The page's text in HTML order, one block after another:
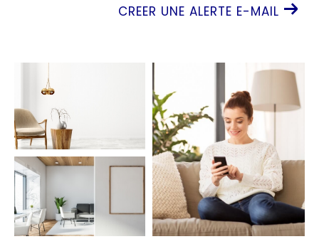
CREER UNE ALERTE E-MAIL